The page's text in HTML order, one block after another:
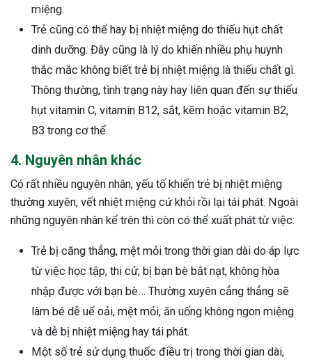
miệng.
Trẻ cũng có thể hay bị nhiệt miệng do thiếu hụt chất
dinh dưỡng. Đây cũng là lý do khiến nhiều phụ huynh
thắc mắc không biết trẻ bị nhiệt miệng là thiếu chất gì.
Thông thường, tình trạng này hay liên quan đến sự thiếu
hụt vitamin C, vitamin B12, sắt, kẽm hoặc vitamin B2,
B3 trong cơ thể.
4. Nguyên nhân khác
Có rất nhiều nguyên nhân, yếu tố khiến trẻ bị nhiệt miệng
thường xuyên, vết nhiệt miệng cứ khỏi rồi lại tái phát. Ngoài
những nguyên nhân kể trên thì còn có thể xuất phát từ việc:
Trẻ bị căng thẳng, mệt mỏi trong thời gian dài do áp lực
từ việc học tập, thi cử, bị bạn bè bắt nạt, không hòa
nhập được với bạn bè… Thường xuyên cẳng thẳng sẽ
làm bé dễ uể oải, mệt mỏi, ăn uống không ngon miệng
và dễ bị nhiệt miệng hay tái phát.
Một số trẻ sử dụng thuốc điều trị trong thời gian dài,